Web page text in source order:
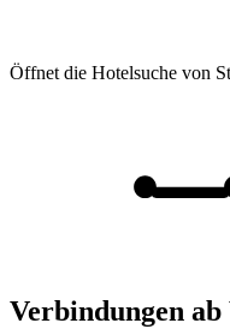
Öffnet die Hotelsuche von
Verbindungen